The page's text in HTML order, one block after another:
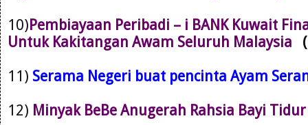
10)Pembiayaan Peribadi – i BANK Kuwait
Untuk Kakitangan Awam Seluruh Malaysia
11) Serama Negeri buat pencinta Ayam
12) Minyak BeBe Anugerah Rahsia Bayi